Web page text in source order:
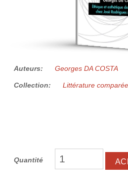
Auteurs: Georges DA COSTA
Collection: Littérature
Quantité